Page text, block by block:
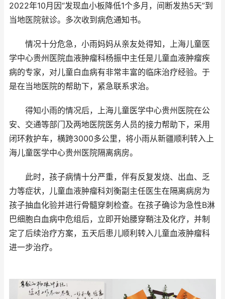
2022年10月因“发现血小板降低1个多月，间断发热5天”到
当地医院就诊。多次收到病危通知书。
情况十分危急，小雨妈妈从亲友处得知，上海儿童医
学中心贵州医院血液肿瘤科杨振中主任是儿童血液肿瘤疾
病的专家，对儿童白血病有非常丰富的临床治疗经验。于
是在当地医院的帮助下，紧急联系求治。
得知小雨的情况后，上海儿童医学中心贵州医院在公
安、交通等部门及两地医院医务人员的接力帮助下，采用
闭环救护车，横跨3000多公里，将小雨从新疆顺利转入上
海儿童医学中心贵州医院隔离病房。
此时，孩子病情十分严重，伴有反复发烧、出血、乏
力等症状，儿童血液肿瘤科刘衡副主任医生在隔离病房为
孩子抽血化验并进行骨髓穿刺检查。在孩子确诊为急性B淋
巴细胞白血病中危组后，立即开始腰穿鞘注及化疗，并制
定了后续治疗方案，五天后患儿顺利转入儿童血液肿瘤科
进一步治疗。